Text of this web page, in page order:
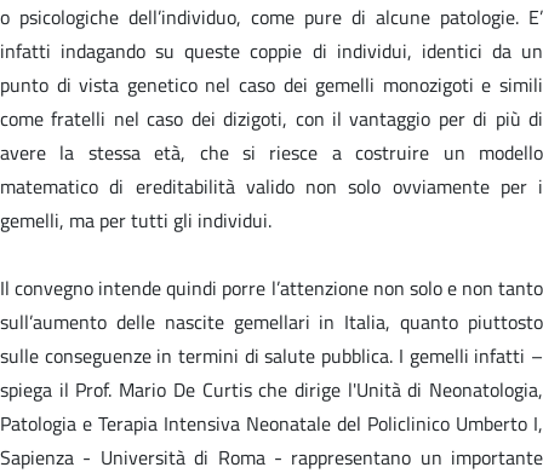
o psicologiche dell’individuo, come pure di alcune patologie. E’
infatti indagando su queste coppie di individui, identici da un
punto di vista genetico nel caso dei gemelli monozigoti e simili
come fratelli nel caso dei dizigoti, con il vantaggio per di più di
avere la stessa età, che si riesce a costruire un modello
matematico di ereditabilità valido non solo ovviamente per i
gemelli, ma per tutti gli individui.
Il convegno intende quindi porre l’attenzione non solo e non tanto
sull’aumento delle nascite gemellari in Italia, quanto piuttosto
sulle conseguenze in termini di salute pubblica. I gemelli infatti –
spiega il Prof. Mario De Curtis che dirige l'Unità di Neonatologia,
Patologia e Terapia Intensiva Neonatale del Policlinico Umberto I,
Sapienza - Università di Roma - rappresentano un importante